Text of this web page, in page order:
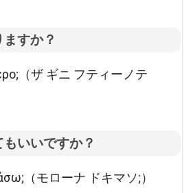
すか？
（ザ ギニ フティーノテ
いいですか？
（モローナ ドキマソ;）